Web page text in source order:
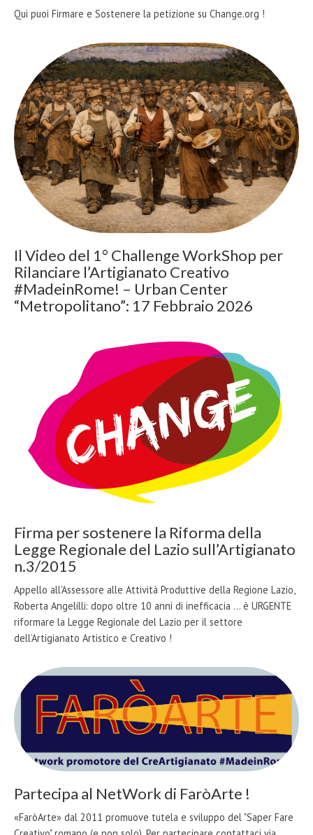
Qui puoi Firmare e Sostenere la petizione su Change.org !
Il Video del 1° Challenge WorkShop per
Rilanciare l’Artigianato Creativo
#MadeinRome! – Urban Center
“Metropolitano”: 17 Febbraio 2026
Firma per sostenere la Riforma della
Legge Regionale del Lazio sull’Artigianato
n.3/2015
Appello all’Assessore alle Attività Produttive della Regione Lazio,
Roberta Angelilli: dopo oltre 10 anni di inefficacia ... è URGENTE
riformare la Legge Regionale del Lazio per il settore
dell’Artigianato Artistico e Creativo !
Partecipa al NetWork di FaròArte !
«FaròArte» dal 2011 promuove tutela e sviluppo del "Saper Fare